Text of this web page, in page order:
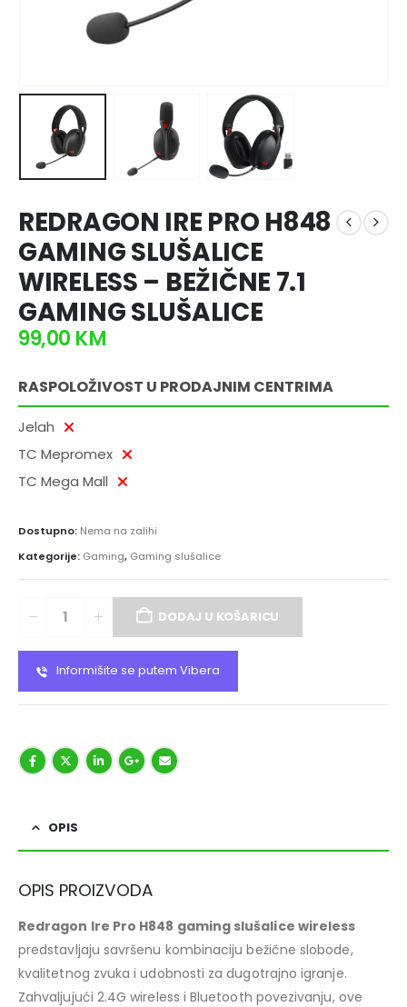
REDRAGON IRE PRO H848
GAMING SLUŠALICE
WIRELESS – BEŽIČNE 7.1
GAMING SLUŠALICE
99,00 KM
RASPOLOŽIVOST U PRODAJNIM CENTRIMA
Jelah
TC Mepromex
TC Mega Mall
Dostupno: Nema na zalihi
Kategorije: Gaming, Gaming slušalice
DODAJ U KOŠARICU
Informišite se putem Vibera
OPIS
OPIS PROIZVODA
Redragon Ire Pro H848 gaming slušalice wireless
predstavljaju savršenu kombinaciju bežične slobode,
kvalitetnog zvuka i udobnosti za dugotrajno igranje.
Zahvaljujući 2.4G wireless i Bluetooth povezivanju, ove